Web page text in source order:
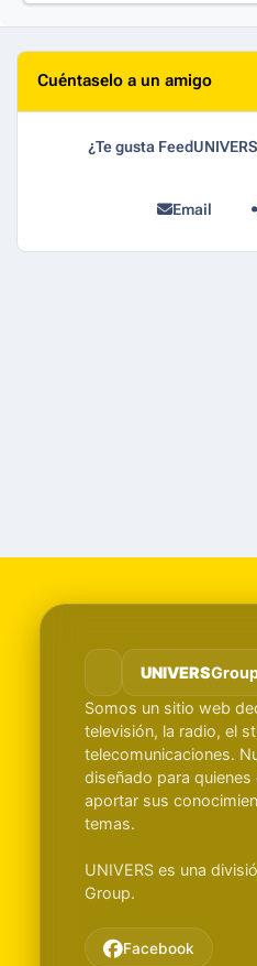
Cuéntaselo a un amigo
¿Te gusta
Email
UNIVERS
Somos un sitio web
televisión, la radio, el
telecomunicaciones.
diseñado para
aportar sus
temas.
UNIVERS es una
Group.
Facebook